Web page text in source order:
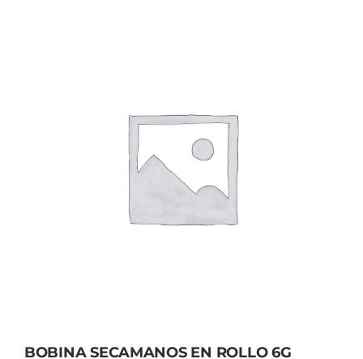
BOBINA SECAMANOS EN ROLLO 6G
CELULOSA
BOBINA SECAMANOS EN ROLLO 6G